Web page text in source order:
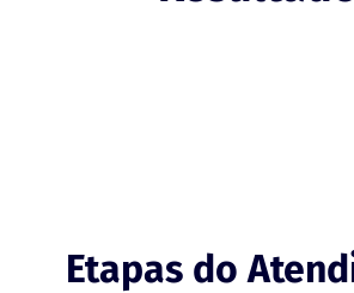
Etapas do